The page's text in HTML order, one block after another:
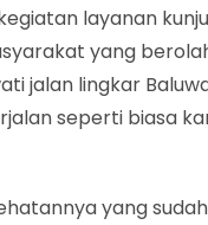
layanan
yang
jalan lingkar
seperti biasa
yang